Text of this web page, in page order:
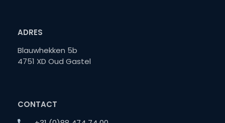
ADRES
Blauwhekken 5b
4751 XD Oud Gastel
CONTACT